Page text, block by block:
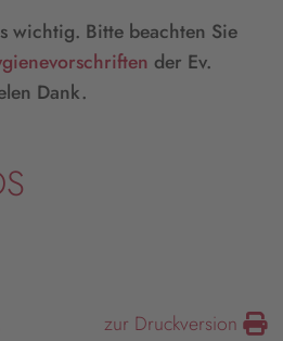
wichtig. Bitte beachten Sie
der Ev.
Dank.
zur Druckversion